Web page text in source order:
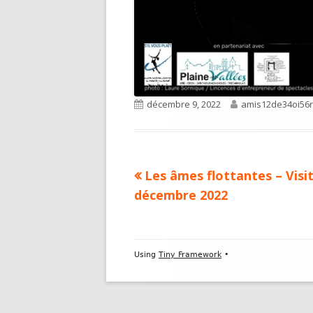
Published
décembre 9, 2022 Author
Navigation
Previous
article:
Les âmes flottantes –
décembre 2022
Footer
Using Tiny Framework •